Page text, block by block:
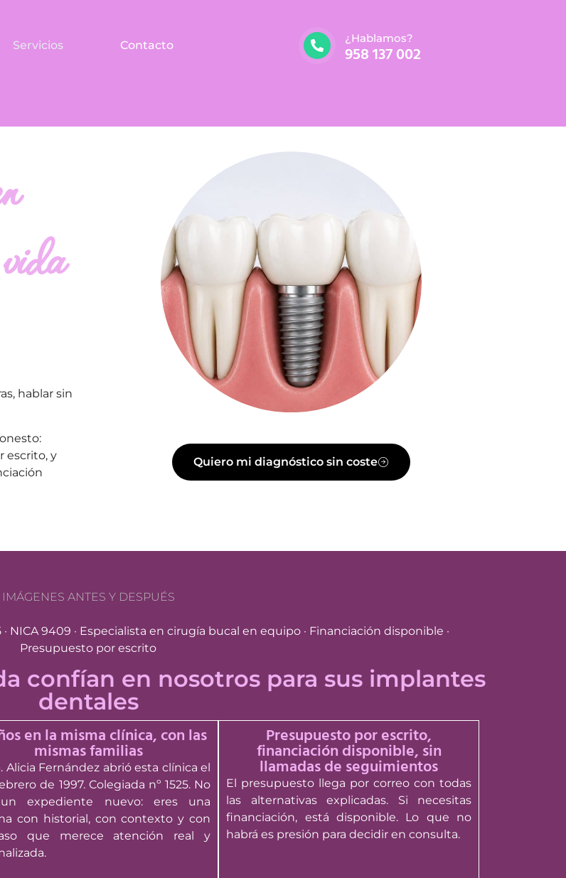
Servicios Contacto
¿Hablamos?
958 137 002
hablar sin
escrito, y
Quiero mi diagnóstico sin coste
IMÁGENES ANTES Y DESPUÉS
· NICA 9409 · Especialista en cirugía bucal en equipo · Financiación disponible ·
Presupuesto por escrito
confían en nosotros para sus implantes
dentales
en la misma clínica, con las
mismas familias
Alicia Fernández abrió esta clínica el
de 1997. Colegiada nº 1525. No
expediente nuevo: eres una
con historial, con contexto y con
que merece atención real y
Presupuesto por escrito,
financiación disponible, sin
llamadas de seguimientos
El presupuesto llega por correo con todas
las alternativas explicadas. Si necesitas
financiación, está disponible. Lo que no
habrá es presión para decidir en consulta.